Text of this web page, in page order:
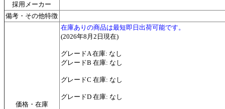
採用メーカー
備考・その他特徴
価格・在庫
在庫ありの商品は最短即日出荷可能です。
(2026年8月2日現在)
グレードA 在庫: なし
グレードB 在庫: なし
グレードC 在庫: なし
グレードD 在庫: なし